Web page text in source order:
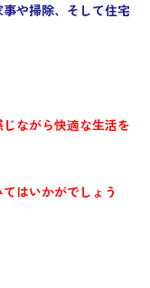
や掃除、そして住宅
ながら快適な生活を
はいかがでしょう